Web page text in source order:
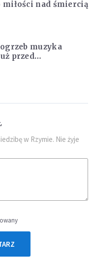
miłości nad śmiercią
muzyka
przed
Powodem była
w Rzymie. Nie żyje